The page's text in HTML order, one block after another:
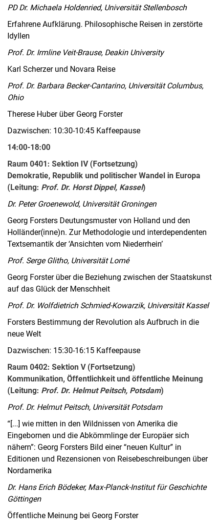
PD Dr. Michaela Holdenried, Universität Stellenbosch
Erfahrene Aufklärung. Philosophische Reisen in zerstörte
Idyllen
Prof. Dr. Irmline Veit-Brause, Deakin University
Karl Scherzer und Novara Reise
Prof. Dr. Barbara Becker-Cantarino, Universität Columbus,
Ohio
Therese Huber über Georg Forster
Dazwischen: 10:30-10:45 Kaffeepause
14:00-18:00
Raum 0401: Sektion IV (Fortsetzung)
Demokratie, Republik und politischer Wandel in Europa
(Leitung: Prof. Dr. Horst Dippel, Kassel)
Dr. Peter Groenewold, Universität Groningen
Georg Forsters Deutungsmuster von Holland und den
Holländer(inne)n. Zur Methodologie und interdependenten
Textsemantik der ‘Ansichten vom Niederrhein’
Prof. Serge Glitho, Universität Lomé
Georg Forster über die Beziehung zwischen der Staatskunst
auf das Glück der Menschheit
Prof. Dr. Wolfdietrich Schmied-Kowarzik, Universität Kassel
Forsters Bestimmung der Revolution als Aufbruch in die
neue Welt
Dazwischen: 15:30-16:15 Kaffeepause
Raum 0402: Sektion V (Fortsetzung)
Kommunikation, Öffentlichkeit und öffentliche Meinung
(Leitung: Prof. Dr. Helmut Peitsch, Potsdam)
Prof. Dr. Helmut Peitsch, Universität Potsdam
“[...] wie mitten in den Wildnissen von Amerika die
Eingebornen und die Abkömmlinge der Europäer sich
nähern”: Georg Forsters Bild einer “neuen Kultur” in
Editionen und Rezensionen von Reisebeschreibungen über
Nordamerika
Dr. Hans Erich Bödeker, Max-Planck-Institut für Geschichte
Göttingen
Öffentliche Meinung bei Georg Forster